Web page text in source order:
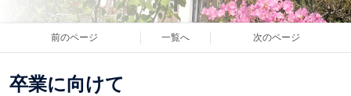
前のページ 一覧へ 次のページ
卒業に向けて